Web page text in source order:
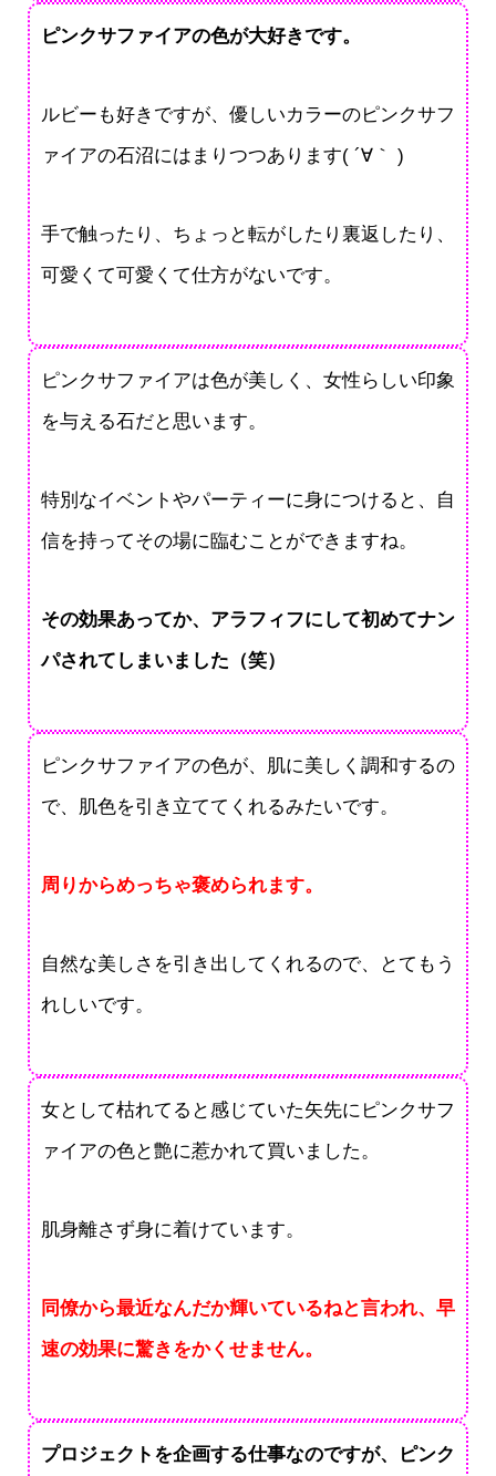
ピンクサファイアの色が大好きです。
ルビーも好きですが、優しいカラーのピンクサフ
ァイアの石沼にはまりつつあります( ´∀｀ )
手で触ったり、ちょっと転がしたり裏返したり、
可愛くて可愛くて仕方がないです。
ピンクサファイアは色が美しく、女性らしい印象
を与える石だと思います。
特別なイベントやパーティーに身につけると、自
信を持ってその場に臨むことができますね。
その効果あってか、アラフィフにして初めてナン
パされてしまいました（笑）
ピンクサファイアの色が、肌に美しく調和するの
で、肌色を引き立ててくれるみたいです。
周りからめっちゃ褒められます。
自然な美しさを引き出してくれるので、とてもう
れしいです。
女として枯れてると感じていた矢先にピンクサフ
ァイアの色と艶に惹かれて買いました。
肌身離さず身に着けています。
同僚から最近なんだか輝いているねと言われ、早
速の効果に驚きをかくせません。
プロジェクトを企画する仕事なのですが、ピンク